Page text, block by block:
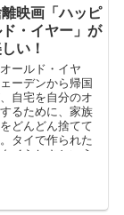
映画「ハッピ
・イヤー」が
い！
ールド・イヤ
ーデンから帰国
自宅を自分のオ
るために、家族
どんどん捨てて
タイで作られた
イらしさという